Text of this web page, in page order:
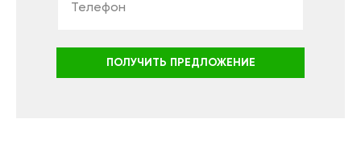
ПОЛУЧИТЬ ПРЕДЛОЖЕНИЕ